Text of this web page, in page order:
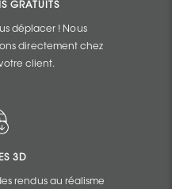
GRATUITS
déplacer ! Nous
directement chez
client.
3D
rendus au réalisme